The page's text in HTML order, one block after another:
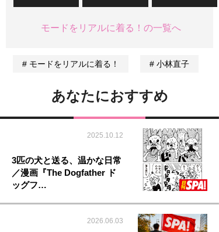
モードをリアルに着る！の一覧へ
モードをリアルに着る！ 小林直子
あなたにおすすめ
2025.10.12
3匹の犬と送る、温かな日常
／漫画『The Dogfather ド
ッグフ…
2026.06.03